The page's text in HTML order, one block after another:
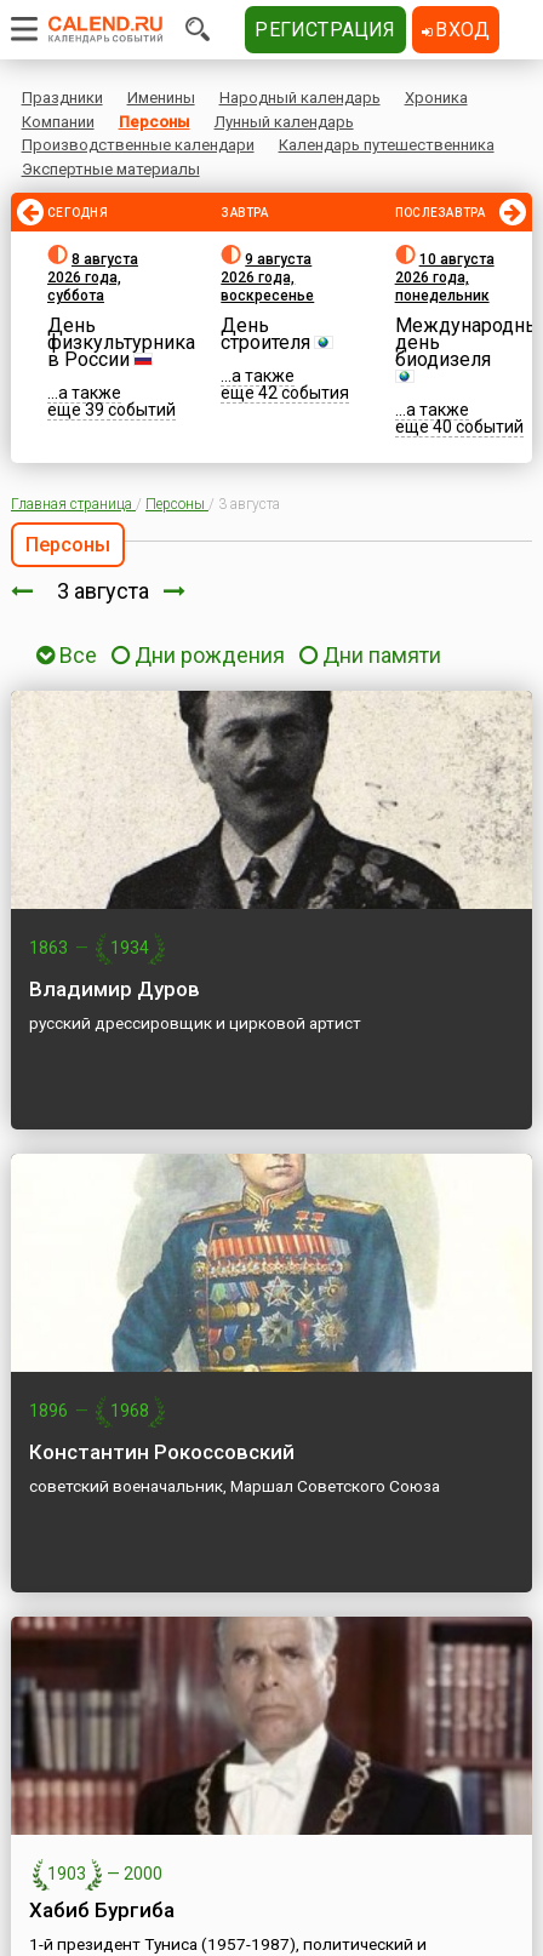
Праздники Именины Народный календарь
Хроника
Компании
Персоны
Лунный календарь
Производственные календари
Календарь путешественника
Экспертные материалы
СЕГОДНЯ
8 августа
2026 года,
суббота
День
физкультурника
в России
...а также
еще 39 событий
ЗАВТРА
9 августа
2026 года,
воскресенье
День
строителя
...а также
еще 42 события
ПОСЛЕЗАВТРА
10 августа
2026 года,
понедельник
день
биодизеля
...а также
еще 40 событий
Главная страница / Персоны / 3 августа
Персоны
3 августа
Все Дни рождения Дни памяти
1863 — 1934
Владимир Дуров
русский дрессировщик и цирковой артист
1896 — 1968
Константин Рокоссовский
советский военачальник, Маршал Советского Союза
1903 — 2000
Хабиб Бургиба
1-й президент Туниса (1957-1987), политический и
РЕГИСТРАЦИЯ ВХОД